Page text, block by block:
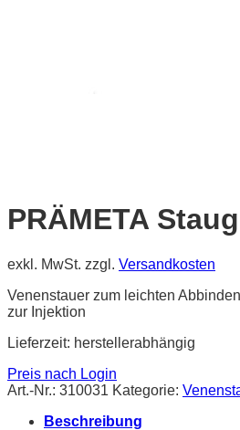
PRÄMETA
exkl. MwSt. zzgl. Versandkosten
Venenstauer zum leichten
zur Injektion
Lieferzeit: herstellerabhängig
Preis nach Login
Art.-Nr.: 310031 Kategorie:
Beschreibung